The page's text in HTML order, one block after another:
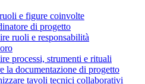
e figure coinvolte
di progetto
ruoli e responsabilità
processi, strumenti e rituali
la documentazione di progetto
tavoli tecnici collaborativi